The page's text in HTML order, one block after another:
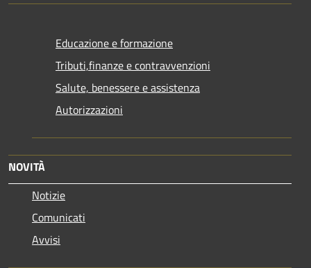
Educazione e formazione
Tributi,finanze e contravvenzioni
Salute, benessere e assistenza
Autorizzazioni
NOVITÀ
Notizie
Comunicati
Avvisi